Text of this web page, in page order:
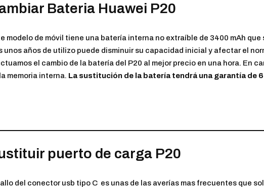
Bateria Huawei P20
modelo de móvil tiene una batería interna no extraíble de 3400 mAh
unos años de utilizo puede disminuir su capacidad inicial y afectar el
el cambio de la batería del P20 al mejor precio en una hora. En
memoria interna. La sustitución de la batería tendrá una garantía de
puerto de carga P20
del conector usb tipo C es unas de las averías mas frecuentes que